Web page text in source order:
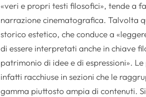
«veri e propri testi filosofici», tende a
narrazione cinematografica. Talvolta
storico estetico, che conduce a
di essere interpretati anche in chiave
patrimonio di idee e di espressioni».
infatti racchiuse in sezioni che le
gamma piuttosto ampia di contenuti.